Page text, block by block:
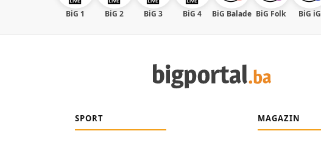
BiG 1 BiG 2 BiG 3 BiG 4 BiG Balade BiG Folk BiG iG
SPORT MAGAZIN